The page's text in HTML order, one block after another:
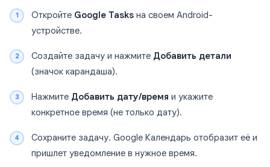
Откройте Google Tasks на своем Android-
устройстве.
Создайте задачу и нажмите Добавить детали
(значок карандаша).
Нажмите Добавить дату/время и укажите
конкретное время (не только дату).
Сохраните задачу. Google Календарь отобразит её и
пришлет уведомление в нужное время.